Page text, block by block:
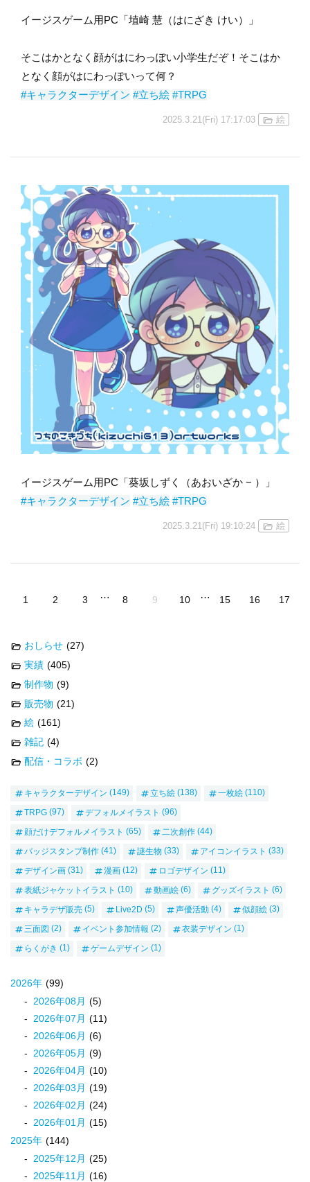
イージスゲーム用PC「埴崎 慧（はにざき けい）」
そこはかとなく顔がはにわっぽい小学生だぞ！そこはか
となく顔がはにわっぽいって何？
#キャラクターデザイン #立ち絵 #TRPG
2025.3.21(Fri) 17:17:03 絵
イージスゲーム用PC「葵坂しずく（あおいざか − ）」
#キャラクターデザイン #立ち絵 #TRPG
2025.3.21(Fri) 19:10:24 絵
1 2 3 … 8 9 10 … 15 16 17
おしらせ (27)
実績 (405)
制作物 (9)
販売物 (21)
絵 (161)
雑記 (4)
配信・コラボ (2)
キャラクターデザイン (149) 立ち絵 (138) 一枚絵 (110)
TRPG (97) デフォルメイラスト (96)
顔だけデフォルメイラスト (65) 二次創作 (44)
バッジスタンプ制作 (41) 謎生物 (33) アイコンイラスト (33)
デザイン画 (31) 漫画 (12) ロゴデザイン (11)
表紙ジャケットイラスト (10) 動画絵 (6) グッズイラスト (6)
キャラデザ販売 (5) Live2D (5) 声優活動 (4) 似顔絵 (3)
三面図 (2) イベント参加情報 (2) 衣装デザイン (1)
らくがき (1) ゲームデザイン (1)
2026年 (99)
2026年08月 (5)
2026年07 月 (11)
2026年06月 (6)
2026年05月 (9)
2026年04月 (10)
2026年03 月 (19)
2026年02 月 (24)
2026年01 月 (15)
2025年 (144)
2025年12 月 (25)
2025年11 月 (16)